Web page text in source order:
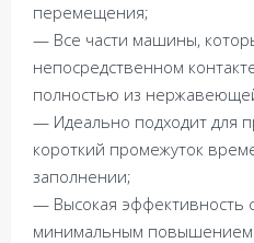
перемещения;
— Все части машины,
непосредственном
полностью из
— Идеально подходит для
короткий промежуток
заполнении;
— Высокая эффективность
минимальным повышением